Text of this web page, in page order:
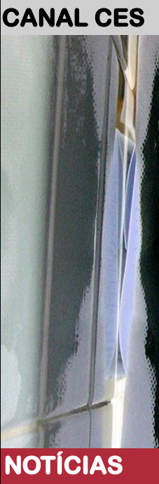
CANAL CES
NOTÍCIAS